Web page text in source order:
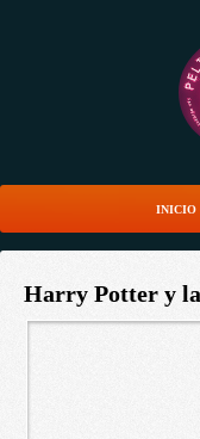
INICIO
Harry Potter y